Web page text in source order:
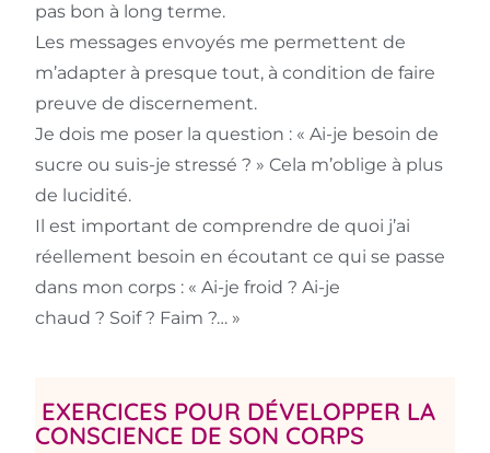
pas bon à long terme.
Les messages envoyés me permettent de
m’adapter à presque tout, à condition de faire
preuve de discernement.
Je dois me poser la question : « Ai-je besoin de
sucre ou suis-je stressé ? » Cela m’oblige à plus
de lucidité.
Il est important de comprendre de quoi j’ai
réellement besoin en écoutant ce qui se passe
dans mon corps : « Ai-je froid ? Ai-je
chaud ? Soif ? Faim ?… »
EXERCICES POUR DÉVELOPPER LA
CONSCIENCE DE SON CORPS